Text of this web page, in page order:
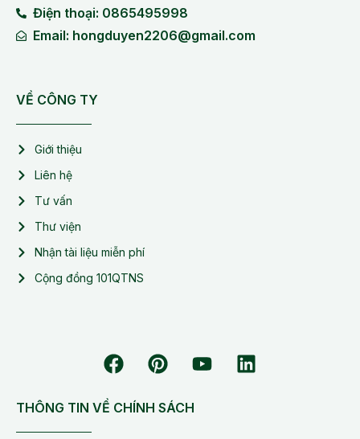
Điện thoại: 0865495998
Email: hongduyen2206@gmail.com
VỀ CÔNG TY
Giới thiệu
Liên hệ
Tư vấn
Thư viện
Nhận tài liệu miễn phí
Cộng đồng 101QTNS
THÔNG TIN VỀ CHÍNH SÁCH